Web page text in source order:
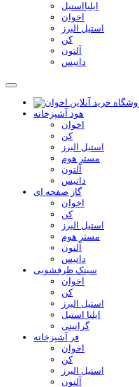
ایلیااستیل
اخوان
استیل البرز
کن
آلتون
داتیس
هود آشپزخانه
اخوان
کن
استیل البرز
مستر هوم
آلتون
داتیس
گاز صفحه ای
اخوان
کن
استیل البرز
مستر هوم
آلتون
داتیس
سینک ظرفشویی
اخوان
کن
استیل البرز
ایلیا استیل
گرانیتی
فر آشپزخانه
اخوان
کن
استیل البرز
آلتون